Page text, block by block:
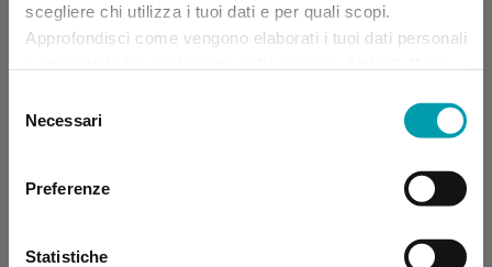
scegliere chi utilizza i tuoi dati e per quali scopi.
Approfondisci come vengono elaborati i tuoi dati personali
momento dalla Dichiarazione sui “
delNecessari
Preferenze
Statistiche
Application error: a client-side exception has occurred (see the
browser console for more information)